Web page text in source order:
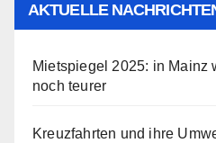
AKTUELLE
Mietspiegel 2025: in Mainz
noch teurer
Kreuzfahrten und ihre